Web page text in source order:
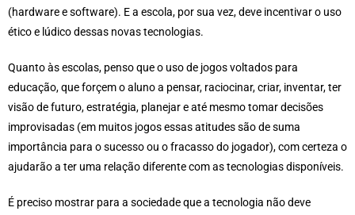
(hardware e software). E a escola, por sua vez, deve incentivar o uso
ético e lúdico dessas novas tecnologias.
Quanto às escolas, penso que o uso de jogos voltados para
educação, que forçem o aluno a pensar, raciocinar, criar, inventar, ter
visão de futuro, estratégia, planejar e até mesmo tomar decisões
improvisadas (em muitos jogos essas atitudes são de suma
importância para o sucesso ou o fracasso do jogador), com certeza o
ajudarão a ter uma relação diferente com as tecnologias disponíveis.
É preciso mostrar para a sociedade que a tecnologia não deve